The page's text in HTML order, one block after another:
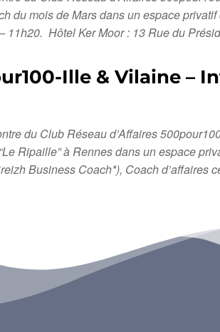
mois de Mars dans un espace
11h20. Hôtel Ker Moor : 13 Rue du
Ille & Vilaine –
du Club Réseau d’Affaires
Ripaille” à Rennes dans un espace
Business Coach*), Coach d’affaires